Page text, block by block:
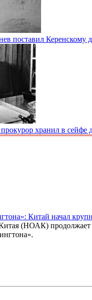
поставил Керенскому
хранил в сейфе
Китай начал
(НОАК)